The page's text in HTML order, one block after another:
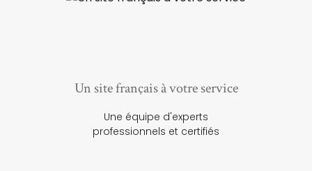
Un site français à votre service
Une équipe d'experts
professionnels et certifiés